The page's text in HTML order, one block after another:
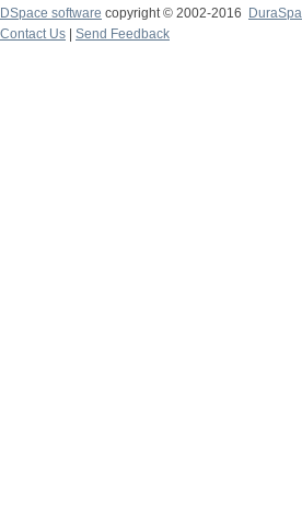
DSpace software copyright © 2002-2016
Contact Us
Send Feedback